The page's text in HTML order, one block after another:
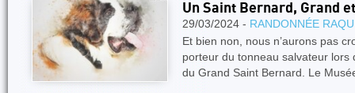
Un Saint Bernard, Grand
29/03/2024 - RANDONNÉE
Et bien non, nous n’aurons pas
porteur du tonneau salvateur lors
du Grand Saint Bernard. Le